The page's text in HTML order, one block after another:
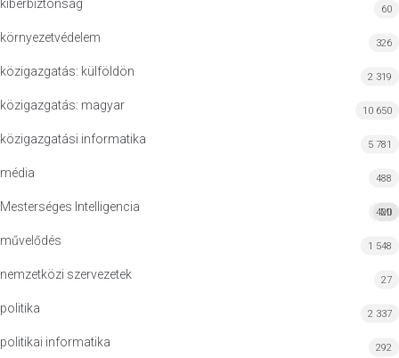
kiberbiztonság 60
környezetvédelem 326
közigazgatás: külföldön 2 319
közigazgatás: magyar 10 650
közigazgatási informatika 5 781
média 488
Mesterséges Intelligencia MI
420
művelődés 1 548
nemzetközi szervezetek 27
politika 2 337
politikai informatika 292